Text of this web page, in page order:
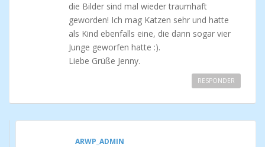
die Bilder sind mal wieder traumhaft
geworden! Ich mag Katzen sehr und hatte
als Kind ebenfalls eine, die dann sogar vier
Junge geworfen hatte :).
Liebe Grüße Jenny.
RESPONDER
ARWP_ADMIN